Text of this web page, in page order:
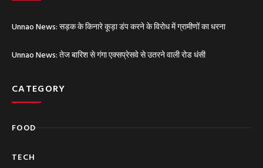
Unnao News: सड़क के किनारे कूड़ा डंप करने के विरोध में ग्रामीणों का धरना
Unnao News: तेज बारिश से गंगा एक्सप्रेसवे से उतरने वाली रोड धंसी
CATEGORY
FOOD
TECH